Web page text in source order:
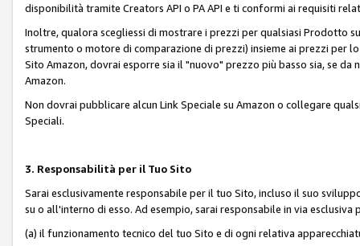
disponibilità tramite Creators API o PA API e ti conformi ai requisiti
Inoltre, qualora scegliessi di mostrare i prezzi per qualsiasi Prodotto
strumento o motore di comparazione di prezzi) insieme ai prezzi
Sito Amazon, dovrai esporre sia il "nuovo" prezzo più basso sia, se
Amazon.
Non dovrai pubblicare alcun Link Speciale su Amazon o collegare
Speciali.
3. Responsabilità per il Tuo Sito
Sarai esclusivamente responsabile per il tuo Sito, incluso il suo
su o all'interno di esso. Ad esempio, sarai responsabile in via esclusiva
(a) il funzionamento tecnico del tuo Sito e di ogni relativa